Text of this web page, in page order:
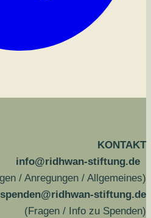
KONTAKT
info@ridhwan-stiftung.de
/ Anregungen / Allgemeines)
spenden@ridhwan-stiftung.de
(Fragen / Info zu Spenden)